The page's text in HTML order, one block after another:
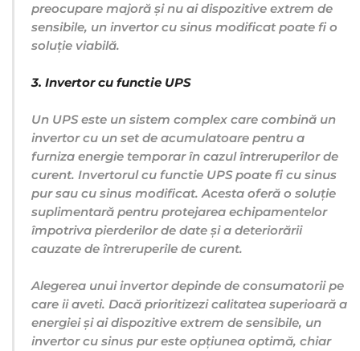
preocupare majoră și nu ai dispozitive extrem de
sensibile, un invertor cu sinus modificat poate fi o
soluție viabilă.
3. Invertor cu functie UPS
Un UPS este un sistem complex care combină un
invertor cu un set de acumulatoare pentru a
furniza energie temporar în cazul întreruperilor de
curent. Invertorul cu functie UPS poate fi cu sinus
pur sau cu sinus modificat. Acesta oferă o soluție
suplimentară pentru protejarea echipamentelor
împotriva pierderilor de date și a deteriorării
cauzate de întreruperile de curent.
Alegerea unui invertor depinde de consumatorii pe
care ii aveti. Dacă prioritizezi calitatea superioară a
energiei și ai dispozitive extrem de sensibile, un
invertor cu sinus pur este opțiunea optimă, chiar